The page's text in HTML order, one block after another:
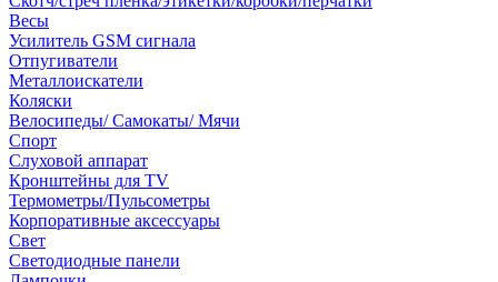
Весы
Усилитель GSM сигнала
Отпугиватели
Металлоискатели
Коляски
Велосипеды/ Самокаты/ Мячи
Спорт
Слуховой аппарат
Кронштейны для TV
Термометры/Пульсометры
Корпоративные аксессуары
Свет
Светодиодные панели